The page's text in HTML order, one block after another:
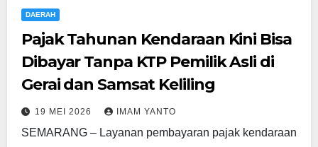
DAERAH
Pajak Tahunan Kendaraan Kini Bisa
Dibayar Tanpa KTP Pemilik Asli di
Gerai dan Samsat Keliling
19 MEI 2026 IMAM YANTO
SEMARANG – Layanan pembayaran pajak kendaraan